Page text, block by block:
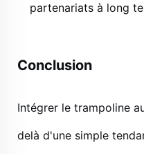
partenariats à long
Conclusion
Intégrer le trampoline
delà d'une simple